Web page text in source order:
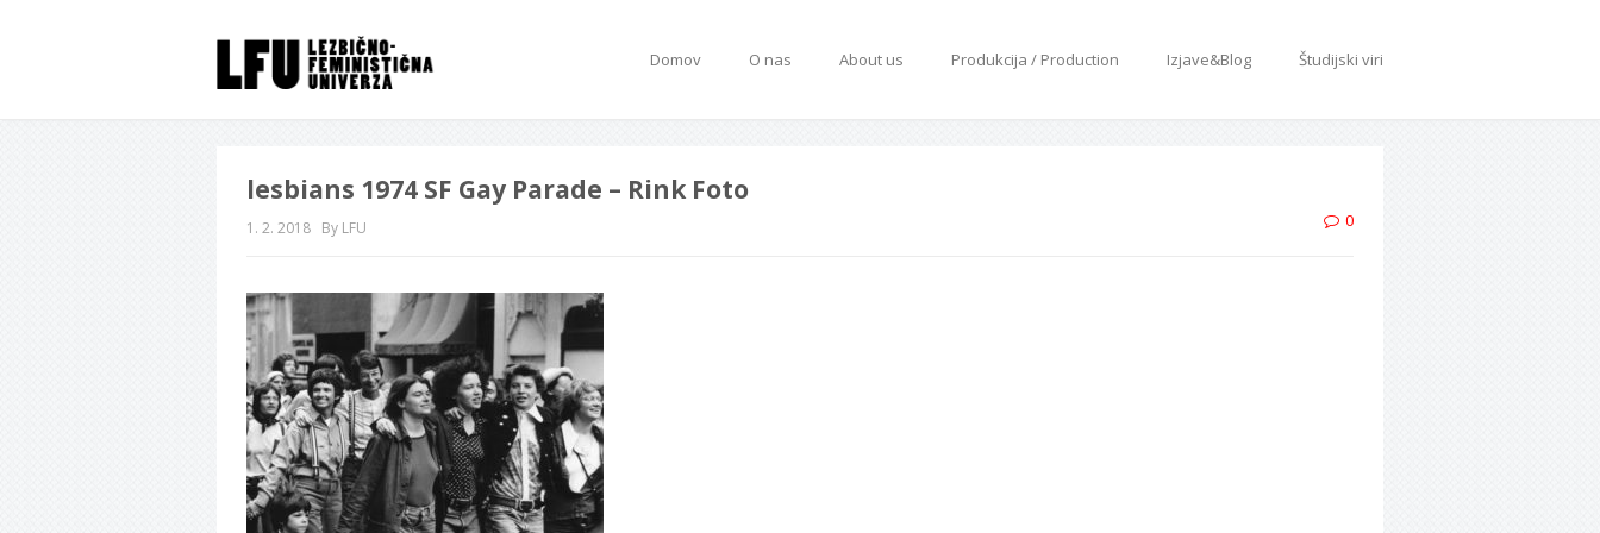
Domov O nas About us Produkcija / Production Izjave&Blog Študijski viri
lesbians 1974 SF Gay Parade – Rink Foto
1. 2. 2018 By LFU 0